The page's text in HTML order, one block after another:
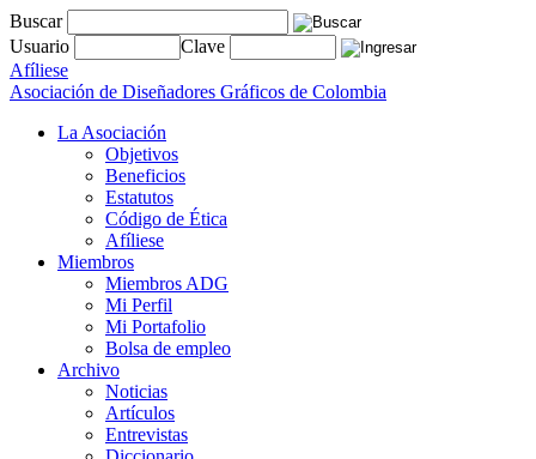
Buscar
Usuario
Clave
Afíliese
Asociación de Diseñadores Gráficos de Colombia
La Asociación
Objetivos
Beneficios
Estatutos
Código de Ética
Afíliese
Miembros
Miembros ADG
Mi Perfil
Mi Portafolio
Bolsa de empleo
Archivo
Noticias
Artículos
Entrevistas